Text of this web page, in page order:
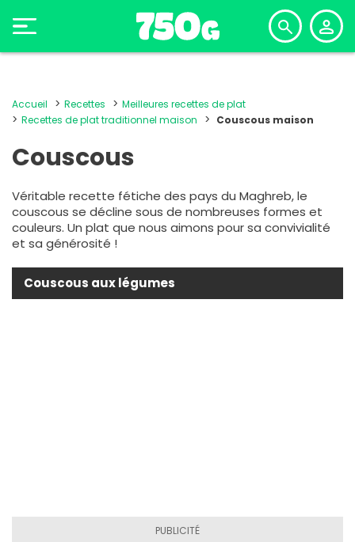
Accueil Recettes
Meilleures recettes de plat
Recettes de plat traditionnel maison
Couscous maison
Couscous
Véritable recette fétiche des pays du Maghreb, le
couscous se décline sous de nombreuses formes et
couleurs. Un plat que nous aimons pour sa convivialité
et sa générosité !
Couscous aux légumes